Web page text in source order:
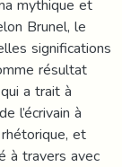
Brunel, le
significations
résultat
a trait à
l’écrivain à
et
à travers avec